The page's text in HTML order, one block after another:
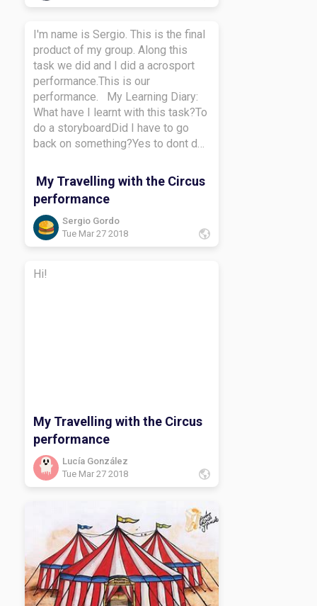
I'm name is Sergio. This is the final
product of my group. Along this
task we did and I did a acrosport
performance.This is our
performance. My Learning Diary:
What have I learnt with this task?To
do a storyboardDid I have to go
back on something?Yes to dont do
task?i learn to do a learning
diaryWhat do I want to learn more
about?To créate a storyboardBye-
bye.
My Travelling with the Circus
performance
Sergio Gordo
Tue Mar 27 2018
Hi!
My Travelling with the Circus
performance
Lucía González
Tue Mar 27 2018